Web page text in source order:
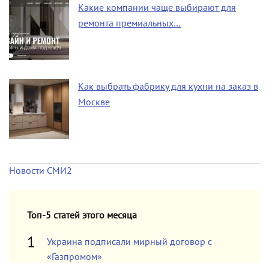
Какие компании чаще выбирают для
ремонта премиальных…
Как выбрать фабрику для кухни на заказ в
Москве
Новости СМИ2
Топ-5 статей этого месяца
Украина подписали мирный договор с
«Газпромом»